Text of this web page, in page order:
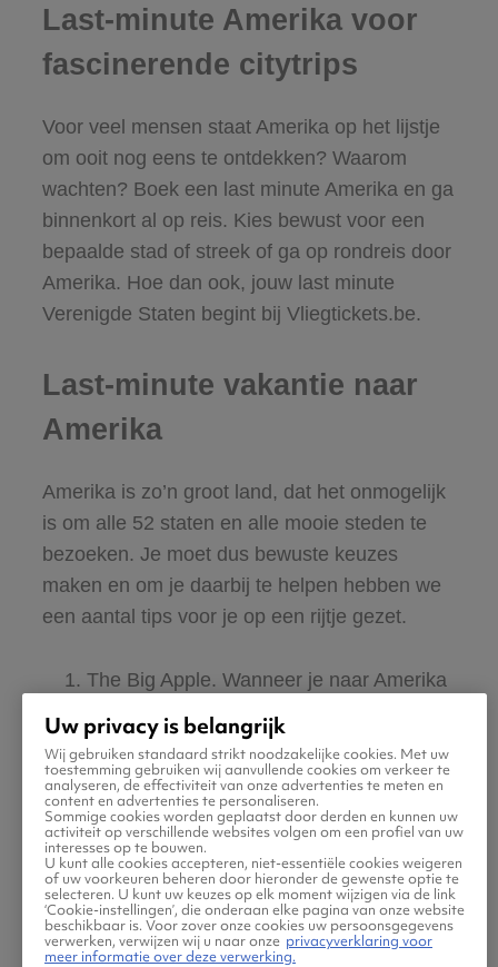
Last-minute Amerika voor
fascinerende citytrips
Voor veel mensen staat Amerika op het lijstje
om ooit nog eens te ontdekken? Waarom
wachten? Boek een last minute Amerika en ga
binnenkort al op reis. Kies bewust voor een
bepaalde stad of streek of ga op rondreis door
Amerika. Hoe dan ook, jouw last minute
Verenigde Staten begint bij Vliegtickets.be.
Last-minute vakantie naar
Amerika
Amerika is zo’n groot land, dat het onmogelijk
is om alle 52 staten en alle mooie steden te
bezoeken. Je moet dus bewuste keuzes
maken en om je daarbij te helpen hebben we
een aantal tips voor je op een rijtje gezet.
The Big Apple. Wanneer je naar Amerika
hebben. Bezoek de wijk Manhattan en ga
naar het Vrijheidsbeeld in de haven.
Uiteraard mag je ook het Empire State
Building niet missen en moet je een
bezoek gebracht hebben aan Times
Square. Ga daar naar Broadway om
gewoon rond te wandelen of om één van
de vele mooie shows te bezoeken. Even
Uw privacy is belangrijk
Wij gebruiken standaard strikt noodzakelijke cookies. Met uw
toestemming gebruiken wij aanvullende cookies om verkeer te
analyseren, de effectiviteit van onze advertenties te meten en
content en advertenties te personaliseren.
Sommige cookies worden geplaatst door derden en kunnen uw
activiteit op verschillende websites volgen om een profiel van uw
interesses op te bouwen.
U kunt alle cookies accepteren, niet-essentiële cookies weigeren
of uw voorkeuren beheren door hieronder de gewenste optie te
selecteren. U kunt uw keuzes op elk moment wijzigen via de link
‘Cookie-instellingen’, die onderaan elke pagina van onze website
beschikbaar is. Voor zover onze cookies uw persoonsgegevens
verwerken, verwijzen wij u naar onze privacyverklaring voor
meer informatie over deze verwerking.